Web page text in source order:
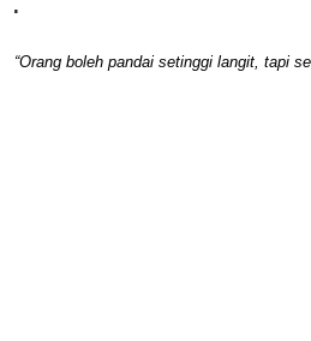
“Orang boleh pandai setinggi langit, tapi